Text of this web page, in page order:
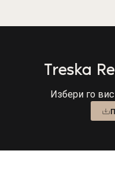
Treska
Избери го